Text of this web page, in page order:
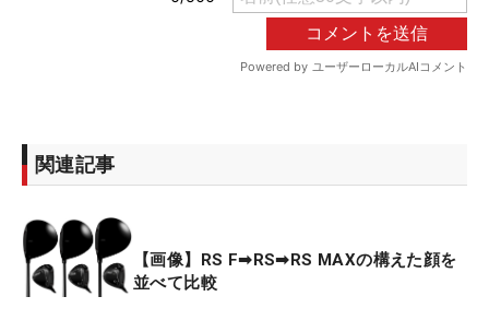
関連記事
【画像】RS F➡RS➡RS MAXの構えた顔を
並べて比較